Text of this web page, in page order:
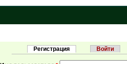
Главные вкладки
Регистрация (активная вкладка)
Войти